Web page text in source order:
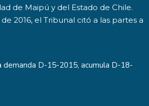
de Maipú y del Estado de Chile.
2016, el Tribunal citó a las partes a
demanda D-15-2015, acumula D-18-